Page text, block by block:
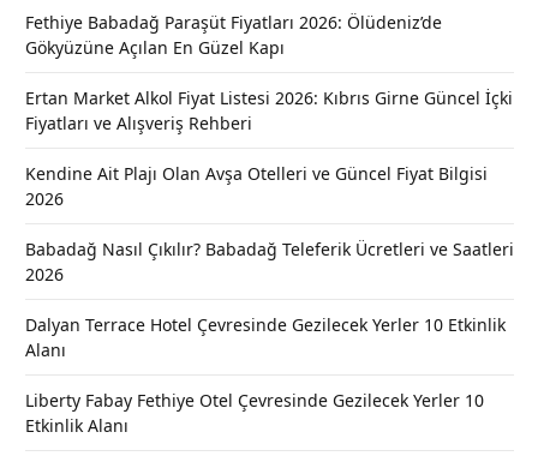
Fethiye Babadağ Paraşüt Fiyatları 2026: Ölüdeniz’de
Gökyüzüne Açılan En Güzel Kapı
Ertan Market Alkol Fiyat Listesi 2026: Kıbrıs Girne Güncel İçki
Fiyatları ve Alışveriş Rehberi
Kendine Ait Plajı Olan Avşa Otelleri ve Güncel Fiyat Bilgisi
2026
Babadağ Nasıl Çıkılır? Babadağ Teleferik Ücretleri ve Saatleri
2026
Dalyan Terrace Hotel Çevresinde Gezilecek Yerler 10 Etkinlik
Alanı
Liberty Fabay Fethiye Otel Çevresinde Gezilecek Yerler 10
Etkinlik Alanı